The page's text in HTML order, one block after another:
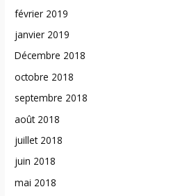
février 2019
janvier 2019
Décembre 2018
octobre 2018
septembre 2018
août 2018
juillet 2018
juin 2018
mai 2018